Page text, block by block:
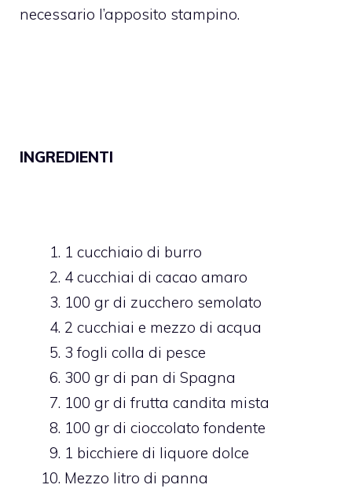
necessario l’apposito stampino.
INGREDIENTI
1 cucchiaio di burro
4 cucchiai di cacao amaro
100 gr di zucchero semolato
2 cucchiai e mezzo di acqua
3 fogli colla di pesce
300 gr di pan di Spagna
100 gr di frutta candita mista
100 gr di cioccolato fondente
1 bicchiere di liquore dolce
Mezzo litro di panna